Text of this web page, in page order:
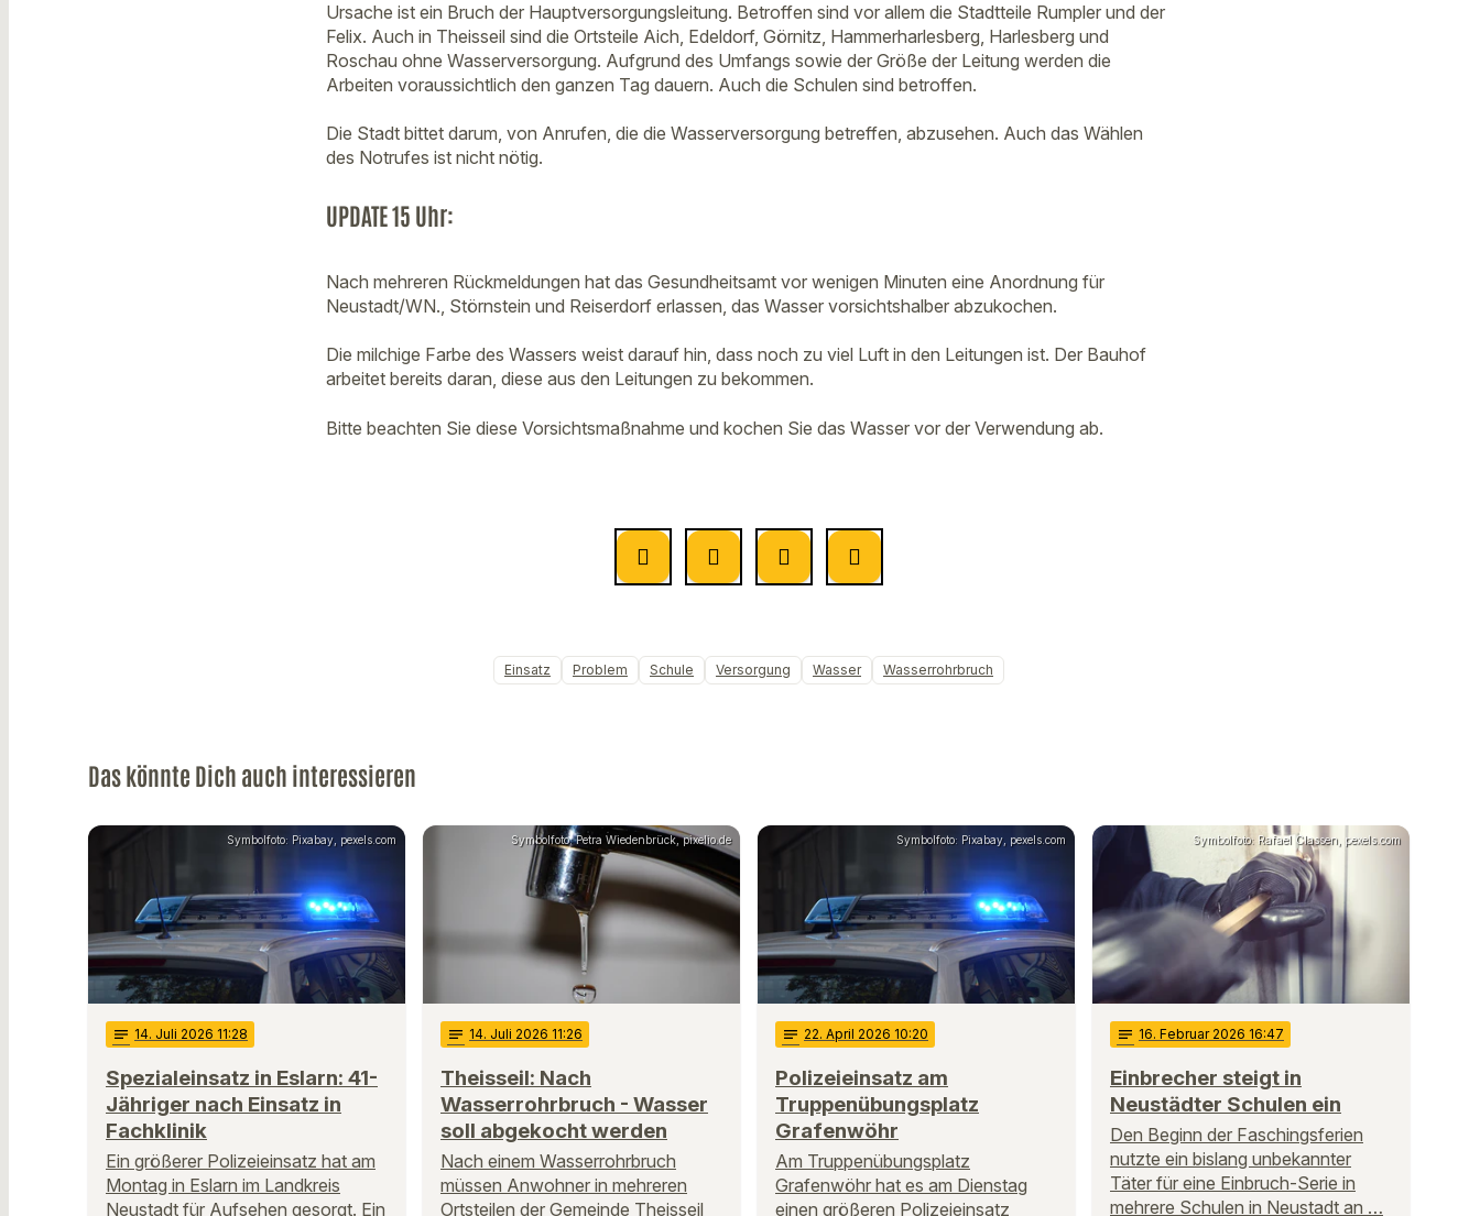
Ursache ist ein Bruch der Hauptversorgungsleitung. Betroffen sind vor allem die Stadtteile Rumpler und der
Felix. Auch in Theisseil sind die Ortsteile Aich, Edeldorf, Görnitz, Hammerharlesberg, Harlesberg und
Roschau ohne Wasserversorgung. Aufgrund des Umfangs sowie der Größe der Leitung werden die
Arbeiten voraussichtlich den ganzen Tag dauern. Auch die Schulen sind betroffen.
Die Stadt bittet darum, von Anrufen, die die Wasserversorgung betreffen, abzusehen. Auch das Wählen
des Notrufes ist nicht nötig.
UPDATE 15 Uhr:
Nach mehreren Rückmeldungen hat das Gesundheitsamt vor wenigen Minuten eine Anordnung für
Neustadt/WN., Störnstein und Reiserdorf erlassen, das Wasser vorsichtshalber abzukochen.
Die milchige Farbe des Wassers weist darauf hin, dass noch zu viel Luft in den Leitungen ist. Der Bauhof
arbeitet bereits daran, diese aus den Leitungen zu bekommen.
Bitte beachten Sie diese Vorsichtsmaßnahme und kochen Sie das Wasser vor der Verwendung ab.
Einsatz Problem Schule Versorgung Wasser Wasserrohrbruch
Das könnte Dich auch interessieren
Symbolfoto: Pixabay, pexels.com
notes 14. Juli 2026 11:28
Spezialeinsatz in Eslarn: 41-
Jähriger nach Einsatz in
Fachklinik
Ein größerer Polizeieinsatz hat am
Montag in Eslarn im Landkreis
Neustadt für Aufsehen gesorgt. Ein
Symbolfoto: Petra Wiedenbrück, pixelio.de
notes 14. Juli 2026 11:26
Theisseil: Nach
Wasserrohrbruch - Wasser
soll abgekocht werden
Nach einem Wasserrohrbruch
müssen Anwohner in mehreren
Ortsteilen der Gemeinde Theisseil
Symbolfoto: Pixabay, pexels.com
notes 22. April 2026 10:20
Polizeieinsatz am
Truppenübungsplatz
Grafenwöhr
Am Truppenübungsplatz
Grafenwöhr hat es am Dienstag
einen größeren Polizeieinsatz
Symbolfoto: Rafael Classen, pexels.com
notes 16. Februar 2026 16:47
Einbrecher steigt in
Neustädter Schulen ein
Den Beginn der Faschingsferien
nutzte ein bislang unbekannter
Täter für eine Einbruch-Serie in
mehrere Schulen in Neustadt an …